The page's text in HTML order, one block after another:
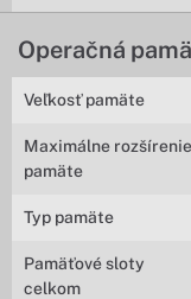
Operačná
Veľkosť pamäte
Maximálne rozšírenie
pamäte
Typ pamäte
Pamäťové sloty
celkom